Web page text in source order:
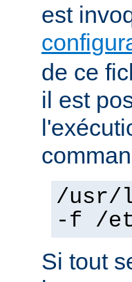
est
de ce
il est
/usr/
-f /
Si tout